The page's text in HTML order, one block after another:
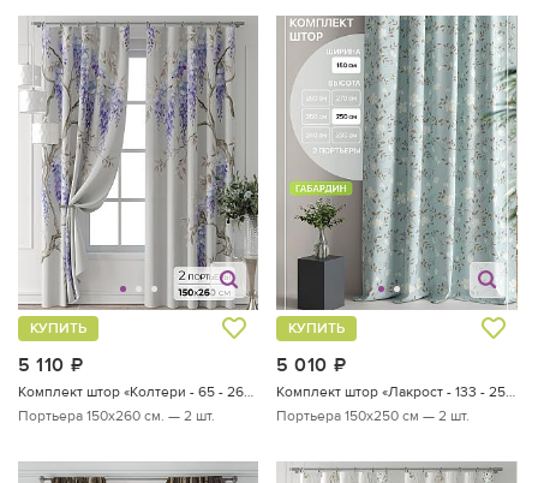
5 110
КУПИТЬ
Комплект штор «Колтери - 65 - 260 см»
Портьера 150х260 см. — 2 шт.
5 010
КУПИТЬ
Комплект штор «Лакрост - 133 - 250 см»
Портьера 150х250 см — 2 шт.